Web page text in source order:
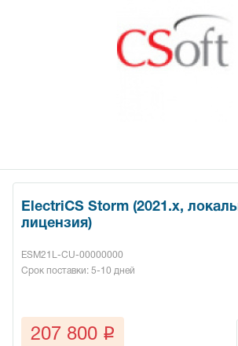
ElectriCS Storm (2021.x,
лицензия)
ESM21L-CU-00000000
Срок поставки: 5-10 дней
207 800 q